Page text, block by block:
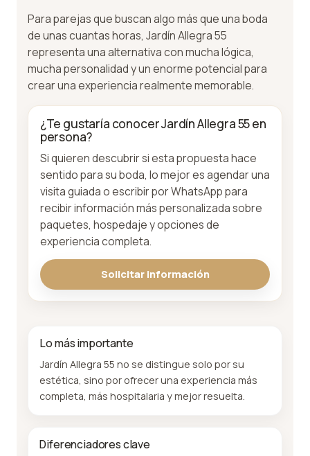
Para parejas que buscan algo más que una boda
de unas cuantas horas, Jardín Allegra 55
representa una alternativa con mucha lógica,
mucha personalidad y un enorme potencial para
crear una experiencia realmente memorable.
¿Te gustaría conocer Jardín Allegra 55 en
persona?
Si quieren descubrir si esta propuesta hace
sentido para su boda, lo mejor es agendar una
visita guiada o escribir por WhatsApp para
recibir información más personalizada sobre
paquetes, hospedaje y opciones de
experiencia completa.
Solicitar información
Lo más importante
Jardín Allegra 55 no se distingue solo por su
estética, sino por ofrecer una experiencia más
completa, más hospitalaria y mejor resuelta.
Diferenciadores clave